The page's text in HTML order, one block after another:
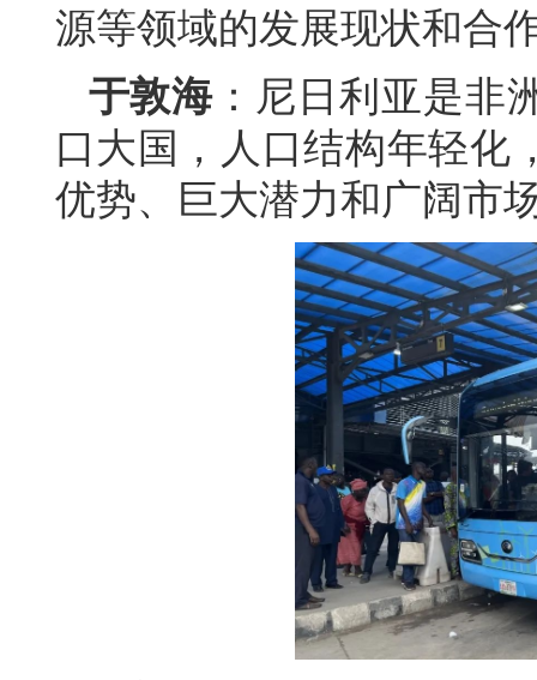
源等领域的发展现状和合
于敦海 ：尼日利亚是非
口大国，人口结构年轻化
优势、巨大潜力和广阔市